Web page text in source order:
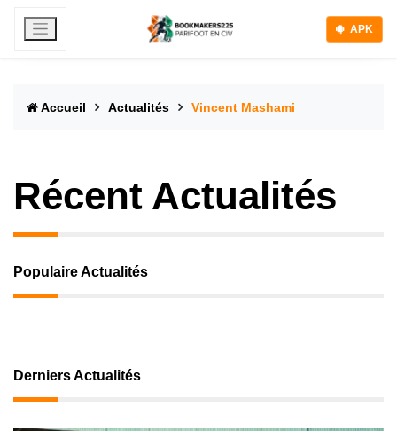
APK
Accueil Actualités Vincent Mashami
Récent Actualités
Populaire Actualités
Derniers Actualités